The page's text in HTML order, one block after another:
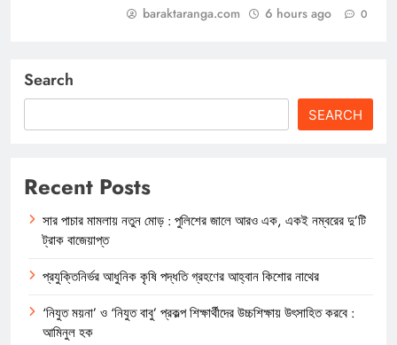
baraktaranga.com 6 hours ago 0
Search
SEARCH
Recent Posts
সার পাচার মামলায় নতুন মোড় : পুলিশের জালে আরও এক, একই নম্বরের দু’টি
ট্রাক বাজেয়াপ্ত
প্রযুক্তিনির্ভর আধুনিক কৃষি পদ্ধতি গ্রহণের আহ্বান কিশোর নাথের
‘নিযুত ময়না’ ও ‘নিযুত বাবু’ প্রকল্প শিক্ষার্থীদের উচ্চশিক্ষায় উৎসাহিত করবে :
আমিনুল হক